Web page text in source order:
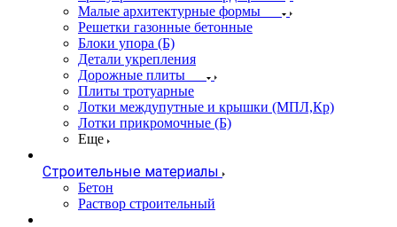
Малые архитектурные формы
Решетки газонные бетонные
Блоки упора (Б)
Детали укрепления
Дорожные плиты
Плиты тротуарные
Лотки междупутные и крышки (МПЛ,Кр)
Лотки прикромочные (Б)
Еще
Строительные материалы
Бетон
Раствор строительный